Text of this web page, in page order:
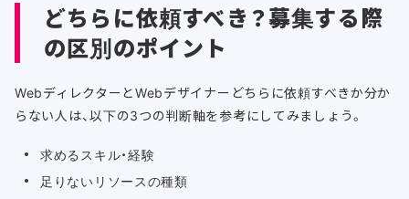
どちらに依頼すべき？募集する際
の区別のポイント
WebディレクターとWebデザイナーどちらに依頼すべきか分か
らない人は、以下の3つの判断軸を参考にしてみましょう。
求めるスキル・経験
足りないリソースの種類